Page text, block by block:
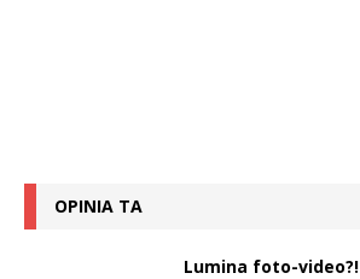
OPINIA TA
Lumina foto-video?!